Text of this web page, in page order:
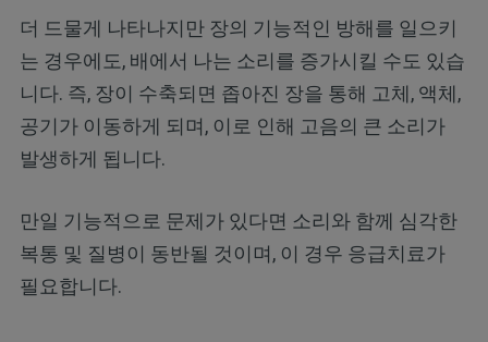
더 드물게 나타나지만 장의 기능적인 방해를 일으키
는 경우에도, 배에서 나는 소리를 증가시킬 수도 있습
니다. 즉, 장이 수축되면 좁아진 장을 통해 고체, 액체,
공기가 이동하게 되며, 이로 인해 고음의 큰 소리가
발생하게 됩니다.
만일 기능적으로 문제가 있다면 소리와 함께 심각한
복통 및 질병이 동반될 것이며, 이 경우 응급치료가
필요합니다.